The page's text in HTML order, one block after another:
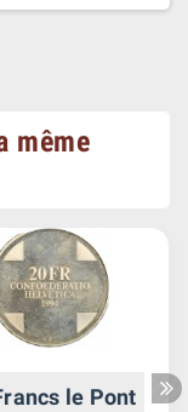
même
le Pont